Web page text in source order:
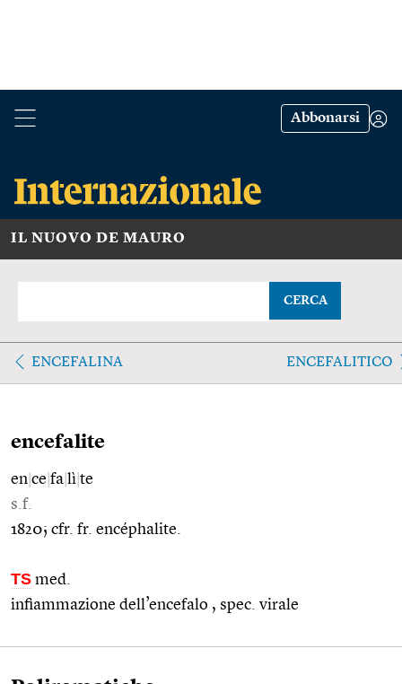
Abbonarsi
IL NUOVO DE MAURO
CERCA
ENCEFALINA ENCEFALITICO
encefalite
en ce fa lì te
s.f.
1820; cfr. fr. encéphalite.
TS med.
infiammazione dell’encefalo , spec. virale